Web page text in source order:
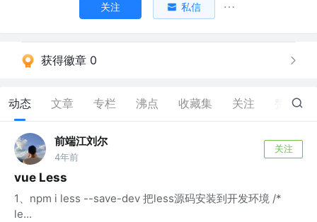
关注 私信
获得徽章 0
动态 文章 专栏 沸点 收藏集 关注 0
前端江刘尔
4年前
关注
vue Less
1、npm i less --save-dev 把less源码安装到开发环境 /*
le...